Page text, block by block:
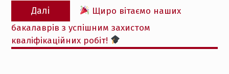
Далі
Наступний
запис:
Щиро вітаємо наших
бакалаврів з успішним захистом
кваліфікаційних робіт!